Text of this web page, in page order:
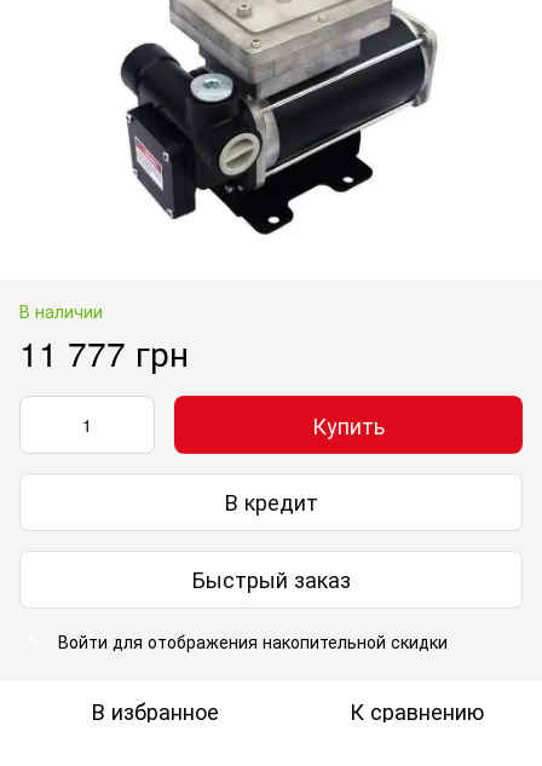
В наличии
11 777 грн
Купить
В кредит
Быстрый заказ
Войти для отображения накопительной скидки
В избранное К сравнению